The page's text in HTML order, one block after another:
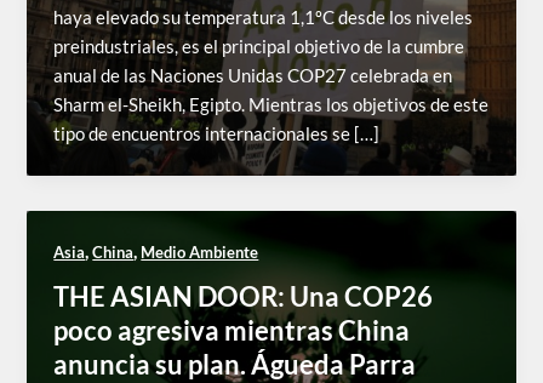
haya elevado su temperatura 1,1ºC desde los niveles
preindustriales, es el principal objetivo de la cumbre
anual de las Naciones Unidas COP27 celebrada en
Sharm el-Sheikh, Egipto. Mientras los objetivos de este
tipo de encuentros internacionales se […]
Asia,China, Medio Ambiente
THE ASIAN DOOR: Una COP26
poco agresiva mientras China
anuncia su plan. Águeda Parra